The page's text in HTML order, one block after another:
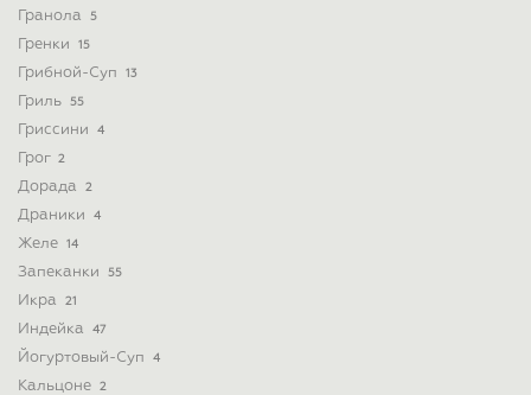
Гранола 5
Гренки 15
Грибной-Суп 13
Гриль 55
Гриссини 4
Грог 2
Дорада 2
Драники 4
Желе 14
Запеканки 55
Икра 21
Индейка 47
Йогуртовый-Суп 4
Кальцоне 2